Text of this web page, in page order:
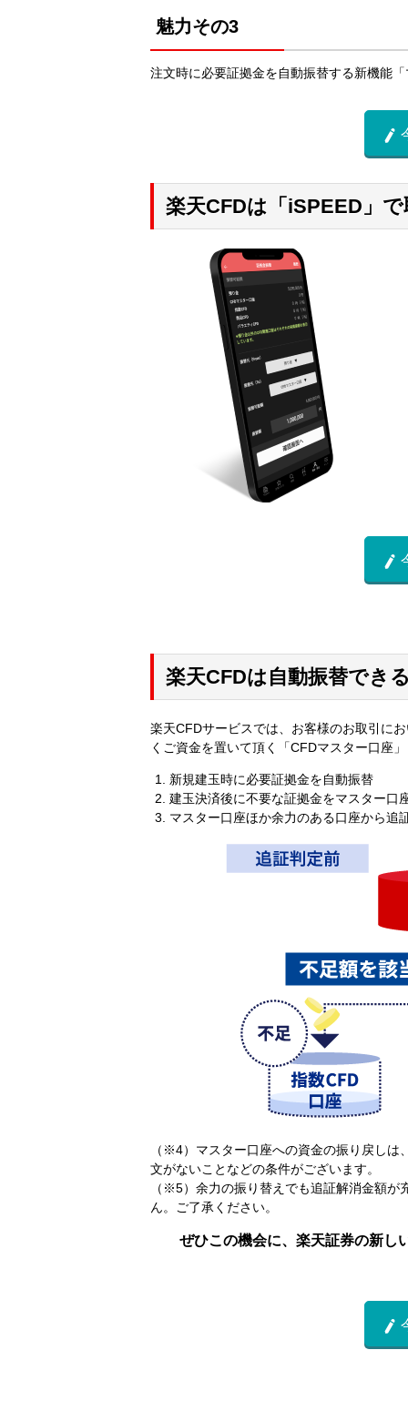
魅力その3
注文時に必要証拠金を自動振替する新機能

楽天CFDは「iSPEED」

楽天CFDは自動振替でき
楽天CFDサービスでは、お客様のお取引に
くご資金を置いて頂く「CFDマスター口座
新規建玉時に必要証拠金を自動振替
建玉決済後に不要な証拠金をマスター口
マスター口座ほか余力のある口座から
（※4）マスター口座への資金の振り戻し
文がないことなどの条件がございます。
（※5）余力の振り替えでも追証解消金額
ん。ご了承ください。
ぜひこの機会に、楽天証券の新し
